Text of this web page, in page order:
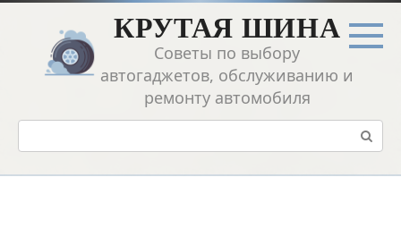
Перейти
контенту
КРУТАЯ ШИНА
Советы по выбору
автогаджетов, обслуживанию и
ремонту автомобиля
Поиск: